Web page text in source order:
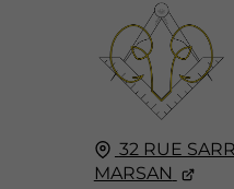
32 RUE
MARSAN